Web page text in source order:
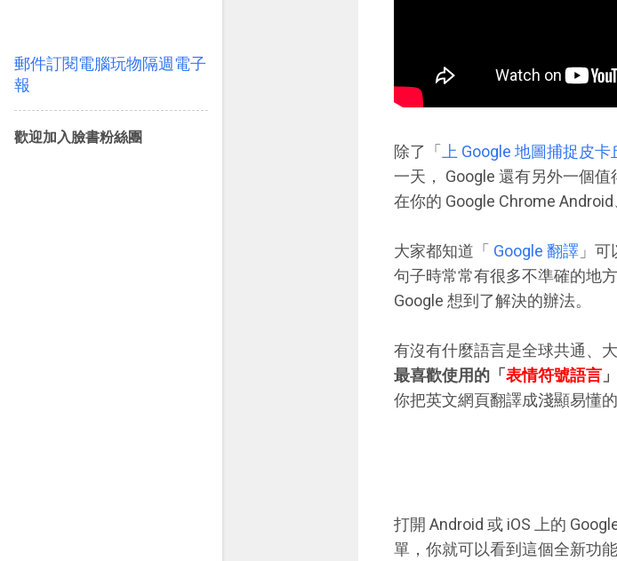
除了「 上 Google 地圖捕捉皮
一天， Google 還有另外一個
在你的 Google Chrome Android
大家都知道「 Google 翻譯 」
句子時常常有很多不準確的地
Google 想到了解決的辦法。
有沒有什麼語言是全球共通、
最喜歡使用的「 表情符號語言 」
你把英文網頁翻譯成淺顯易懂
打開 Android 或 iOS 上的
單，你就可以看到這個全新功
郵件訂閱電腦玩物隔週電子
報
歡迎加入臉書粉絲團